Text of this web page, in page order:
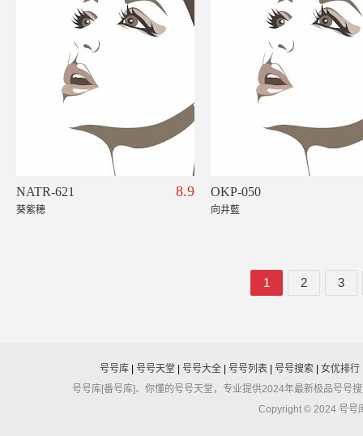
NATR-621 8.9
葵紫穂
OKP-050
向井藍
1 2 3
号号库| 号号天堂| 号号大全| 号号列表| 号号搜索| 女优排行
号号库[番号库]、你懂的号号天堂，专业提供2024年最新极品号号
Copyright © 2024 号号